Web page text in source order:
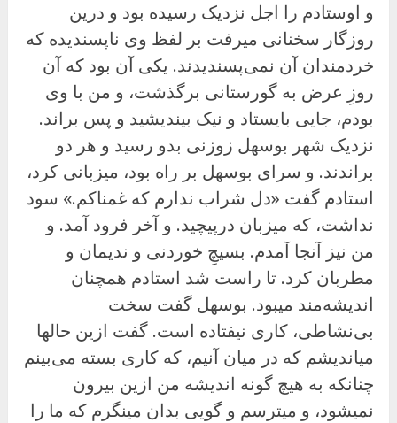
و اوستادم را اجل نزدیک رسیده بود و درین
روزگار سخنانی میرفت بر لفظ وی ناپسندیده که
خردمندان آن نمی‌پسندیدند. یکی آن بود که آن
روزِ عرض به گورستانی برگذشت، و من با وی
بودم، جایی بایستاد و نیک بیندیشید و پس براند.
نزدیک شهر بوسهل زوزنی بدو رسید و هر دو
براندند. و سرای بوسهل بر راه بود، میزبانی کرد،
استادم گفت «دل شراب ندارم که غمناکم.» سود
نداشت، که میزبان درپیچید. و آخر فرود آمد. و
من نیز آنجا آمدم. بسیچِ خوردنی و ندیمان و
مطربان کرد. تا راست شد استادم همچنان
اندیشه‌مند میبود. بوسهل گفت سخت
بی‌نشاطی، کاری نیفتاده است. گفت ازین حالها
میاندیشم که در میان آنیم، که کاری بسته می‌بینم
چنانکه به هیچ گونه اندیشه من ازین بیرون
نمیشود، و میترسم و گویی بدان مینگرم که ما را